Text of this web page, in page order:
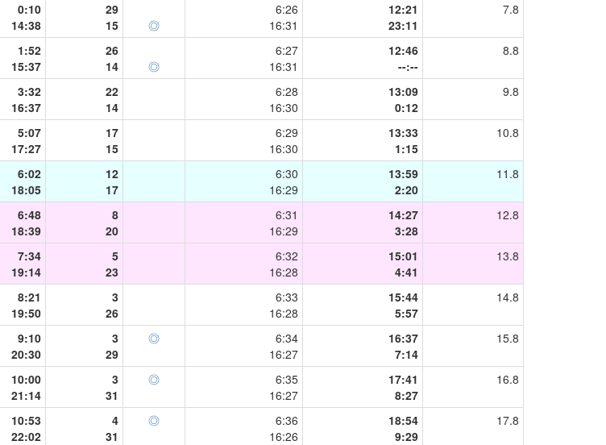
0:10
14:38
29
15
◎
6:26
16:31
12:21
23:11
7.8
1:52
15:37
26
14
◎
6:27
16:31
12:46
--:--
8.8
3:32
16:37
22
14
6:28
16:30
13:09
0:12
9.8
5:07
17:27
17
15
6:29
16:30
13:33
1:15
10.8
6:02
18:05
12
17
6:30
16:29
13:59
2:20
11.8
6:48
18:39
8
20
6:31
16:29
14:27
3:28
12.8
7:34
19:14
5
23
6:32
16:28
15:01
4:41
13.8
8:21
19:50
3
26
6:33
16:28
15:44
5:57
14.8
9:10
20:30
3
29
◎
6:34
16:27
16:37
7:14
15.8
10:00
21:14
3
31
◎
6:35
16:27
17:41
8:27
16.8
10:53
22:02
4
31
◎
6:36
16:26
18:54
9:29
17.8